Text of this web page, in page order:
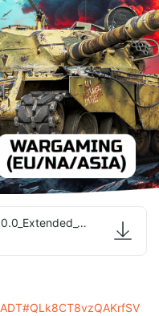
JovesModPack_WG_1.29.0.0_Extended_v90.2.exe